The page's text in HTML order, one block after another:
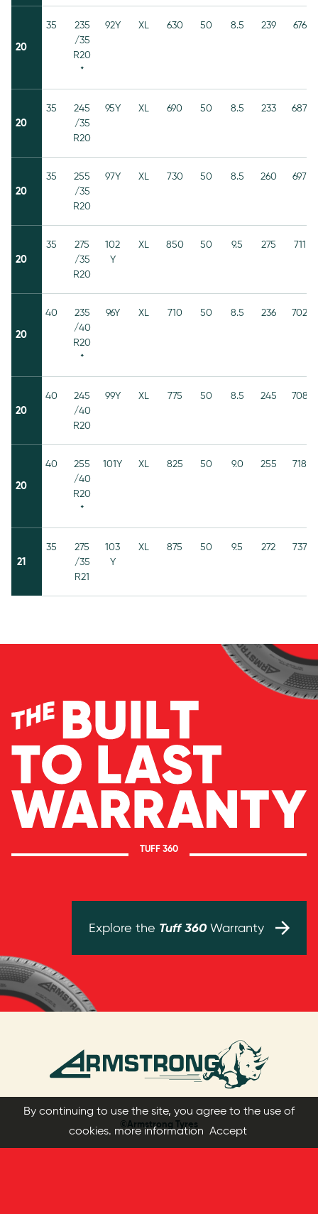
20
35
235
/35
R20
*
92Y XL 630 50 8.5 239 676
20
35
245
/35
R20
95Y XL 690 50 8.5 233 687
20
35
255
/35
R20
97Y XL 730 50 8.5 260 697
20
35
275
/35
R20
102
Y
XL 850 50 9.5 275 711
20
40
235
/40
R20
*
96Y XL 710 50 8.5 236 702
20
40
245
/40
R20
99Y XL 775 50 8.5 245 708
20
40
255
/40
R20
*
101Y XL 825 50 9.0 255 718
21
35
275
/35
R21
103
Y
XL 875 50 9.5 272 737
TUFF 360
Explore the Tuff 360Warranty
©Armstrong Tyres
By continuing to use the site, you agree to the use of
cookies. more information Accept